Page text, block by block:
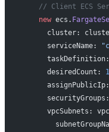
// Client ECS
    new
ecs.
cluster:
      serviceName:
      desiredCount:
1
      assignPublicIp:
vpcSubnets: